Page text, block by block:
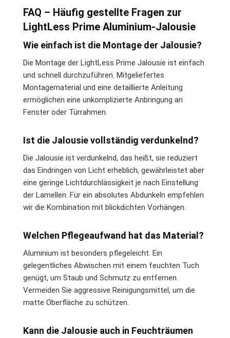
FAQ – Häufig gestellte Fragen zur
LightLess Prime Aluminium-Jalousie
Wie einfach ist die Montage der Jalousie?
Die Montage der LightLess Prime Jalousie ist einfach
und schnell durchzuführen. Mitgeliefertes
Montagematerial und eine detaillierte Anleitung
ermöglichen eine unkomplizierte Anbringung an
Fenster oder Türrahmen.
Ist die Jalousie vollständig verdunkelnd?
Die Jalousie ist verdunkelnd, das heißt, sie reduziert
das Eindringen von Licht erheblich, gewährleistet aber
eine geringe Lichtdurchlässigkeit je nach Einstellung
der Lamellen. Für ein absolutes Abdunkeln empfehlen
wir die Kombination mit blickdichten Vorhängen.
Welchen Pflegeaufwand hat das Material?
Aluminium ist besonders pflegeleicht. Ein
gelegentliches Abwischen mit einem feuchten Tuch
genügt, um Staub und Schmutz zu entfernen.
Vermeiden Sie aggressive Reinigungsmittel, um die
matte Oberfläche zu schützen.
Kann die Jalousie auch in Feuchträumen